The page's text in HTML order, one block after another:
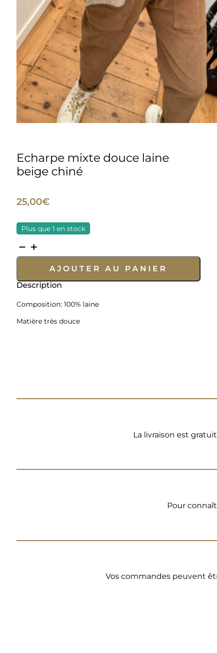
Echarpe mixte douce laine
beige chiné
25,00€
Plus que 1 en stock
quantité
de
mixte
laine
beige
AJOUTER AU PANIER
Description
Composition: 100% laine
Matière très douce
La livraison est
Pour
Vos commandes peuvent